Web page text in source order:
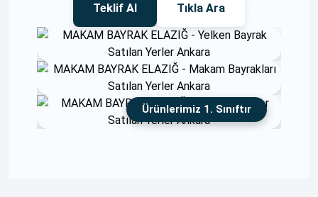
Teklif Al Tıkla Ara
Ürünlerimiz 1. Sınıftır